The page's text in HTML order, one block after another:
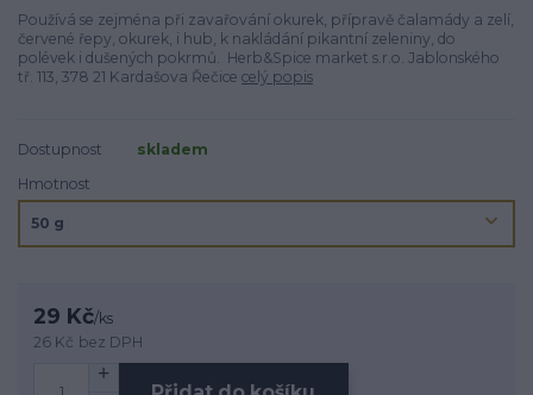
Používá se zejména při zavařování okurek, přípravě čalamády a zelí,
červené řepy, okurek, i hub, k nakládání pikantní zeleniny, do
polévek i dušených pokrmů. Herb&Spice market s.r.o. Jablonského
tř. 113, 378 21 Kardašova Řečice celý popis
Dostupnost
skladem
Hmotnost
29 Kč/ks
26 Kč bez DPH